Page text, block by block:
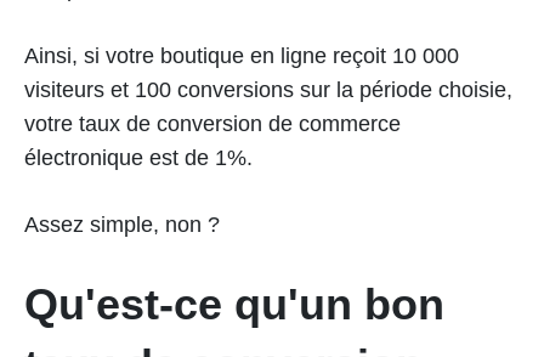
Ainsi, si votre boutique en ligne reçoit 10 000
visiteurs et 100 conversions sur la période choisie,
votre taux de conversion de commerce
électronique est de 1%.
Assez simple, non ?
Qu'est-ce qu'un bon